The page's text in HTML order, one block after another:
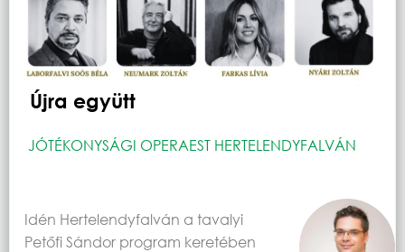
Újra együtt
JÓTÉKONYSÁGI OPERAEST HERTELENDYFALVÁN
Idén Hertelendyfalván a tavalyi
Petőfi Sándor program keretében